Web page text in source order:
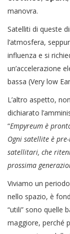
manovra.
Satelliti di queste
l’atmosfera,
influenza e si
un’accelerazione
bassa (Very low
L’altro aspetto,
dichiarato
“Empyreum è
Ogni satellite è
satellitari, che
prossima
Viviamo un
nello spazio, è
“utili” sono quelle
maggiore, perché